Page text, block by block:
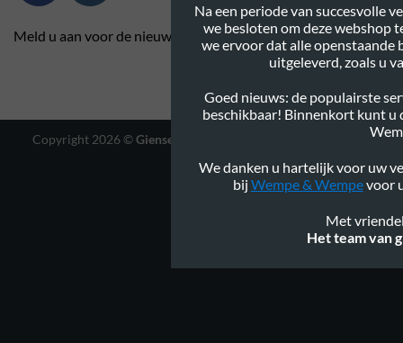
Meld u aan voor de nieuwsbrief
Copyright 2026 ©Gienservies.nl
Design
Na een periode van succesvolle
we besloten om deze webshop
we ervoor dat alle openstaande
uitgeleverd, zoals u
Goed nieuws: de populairste
beschikbaar! Binnenkort kunt u
We danken u hartelijk voor uw
bij Wempe & Wempevoor
Met
Het team van